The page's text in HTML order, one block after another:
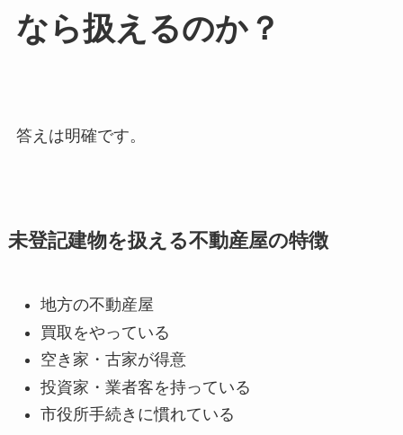
なら扱えるのか？
答えは明確です。
未登記建物を扱える不動産屋の特徴
地方の不動産屋
買取をやっている
空き家・古家が得意
投資家・業者客を持っている
市役所手続きに慣れている